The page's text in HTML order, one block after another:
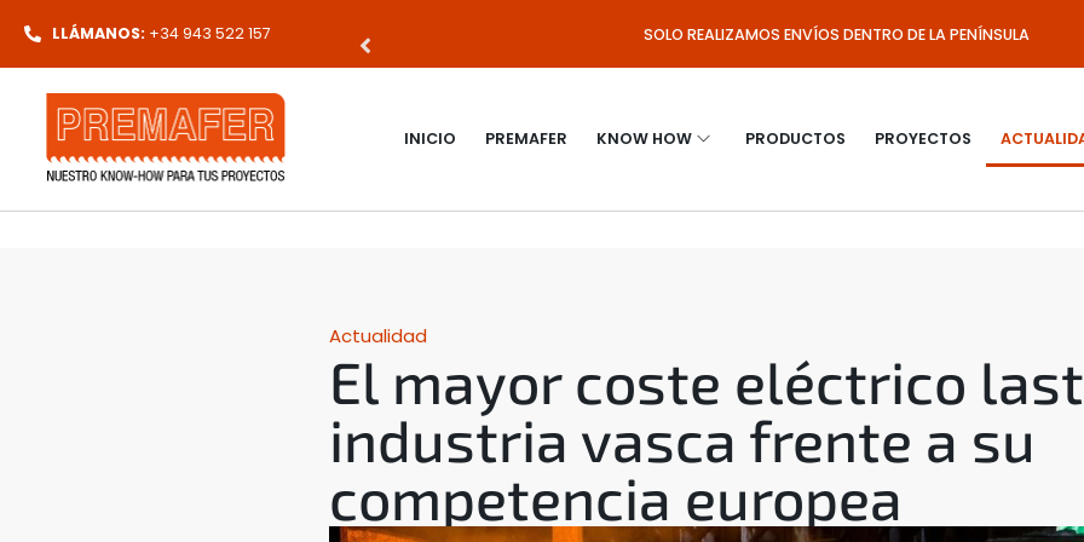
LLÁMANOS: +34 943 522 157
PEDIDO SOLO REALIZAMOS ENVÍOS DENTRO DE LA PENÍNSULA
INICIO PREMAFER KNOW HOW PRODUCTOS PROYECTOS
Actualidad
El mayor coste eléctrico
industria vasca frente a su
competencia europea